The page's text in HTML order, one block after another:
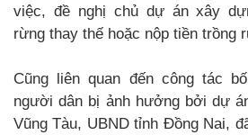
việc, đề nghị chủ dự án xây
rừng thay thế hoặc nộp tiền trồng
Cũng liên quan đến công tác
người dân bị ảnh hưởng bởi dự
Vũng Tàu, UBND tỉnh Đồng Nai,